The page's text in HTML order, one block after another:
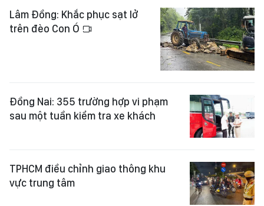
Lâm Đồng: Khắc phục sạt lở
trên đèo Con Ó
Đồng Nai: 355 trường hợp vi phạm
sau một tuần kiểm tra xe khách
TPHCM điều chỉnh giao thông khu
vực trung tâm